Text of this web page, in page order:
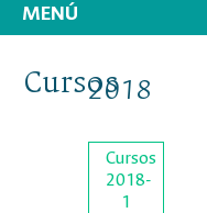
MENÚ
Cursos2018
Cursos
2018-
1